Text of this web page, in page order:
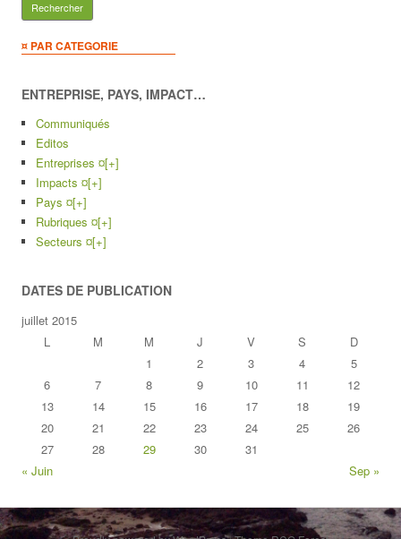
¤ PAR CATEGORIE
ENTREPRISE, PAYS, IMPACT…
Communiqués
Editos
Entreprises ¤[+]
Impacts ¤[+]
Pays ¤[+]
Rubriques ¤[+]
Secteurs ¤[+]
DATES DE PUBLICATION
juillet 2015
L
M M J V S
D
1
2 3 4
5
6
7 8 9 10 11
12
13
14 15 16 17 18
19
20
21 22 23 24 25
26
27
28 29 30
31
« Juin
Sep »